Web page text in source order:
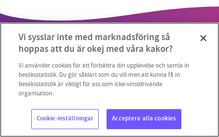
Copyright 2023 © Supermiljöbloggen Cookieinställningar
utveckla vårt arbete – och vi hoppas att du
vill hjälpa oss.
Stötta vårt arbete genom att swisha en slant till
1231368703
Läs vad vi vill göra
Vi sysslar inte med marknadsföring så
hoppas att du är okej med våra kakor?
Vi använder cookies för att förbättra din upplevelse och samla in
besöksstatistik. Du gör såklart som du vill men att kunna få in
besöksstatistik är viktigt för oss som icke-vinstdrivande
organisation.
Cookie-inställningar Acceptera alla cookies